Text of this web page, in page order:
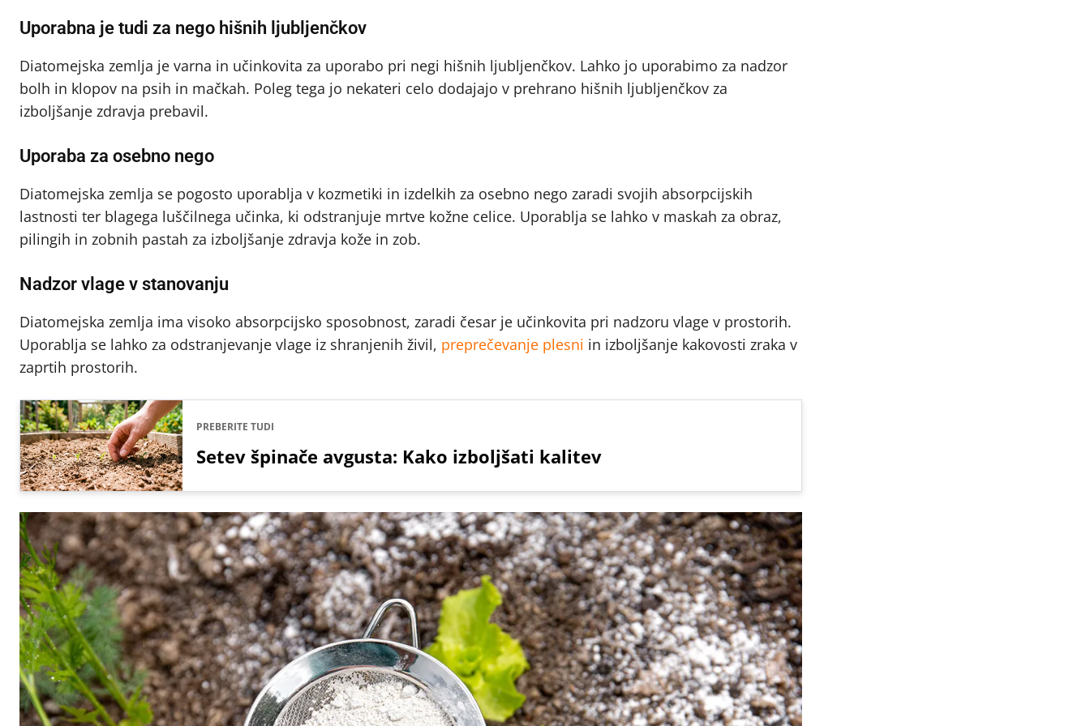
Uporabna je tudi za nego hišnih ljubljenčkov
Diatomejska zemlja je varna in učinkovita za uporabo pri negi hišnih ljubljenčkov. Lahko jo uporabimo za nadzor
bolh in klopov na psih in mačkah. Poleg tega jo nekateri celo dodajajo v prehrano hišnih ljubljenčkov za
izboljšanje zdravja prebavil.
Uporaba za osebno nego
Diatomejska zemlja se pogosto uporablja v kozmetiki in izdelkih za osebno nego zaradi svojih absorpcijskih
lastnosti ter blagega luščilnega učinka, ki odstranjuje mrtve kožne celice. Uporablja se lahko v maskah za obraz,
pilingih in zobnih pastah za izboljšanje zdravja kože in zob.
Nadzor vlage v stanovanju
Diatomejska zemlja ima visoko absorpcijsko sposobnost, zaradi česar je učinkovita pri nadzoru vlage v prostorih.
Uporablja se lahko za odstranjevanje vlage iz shranjenih živil, preprečevanje plesni in izboljšanje kakovosti zraka v
zaprtih prostorih.
PREBERITE TUDI
Setev špinače avgusta: Kako izboljšati kalitev